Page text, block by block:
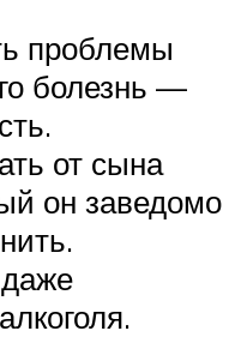
проблемы
болезнь —
от сына
он заведомо